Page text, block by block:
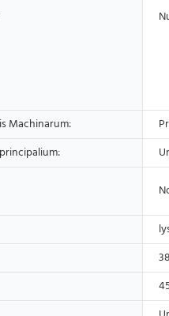
Machinarum: